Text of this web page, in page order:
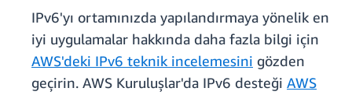
IPv6'yı ortamınızda yapılandırmaya yönelik en
iyi uygulamalar hakkında daha fazla bilgi için
AWS'deki IPv6 teknik incelemesini gözden
geçirin. AWS Kuruluşlar'da IPv6 desteği AWS